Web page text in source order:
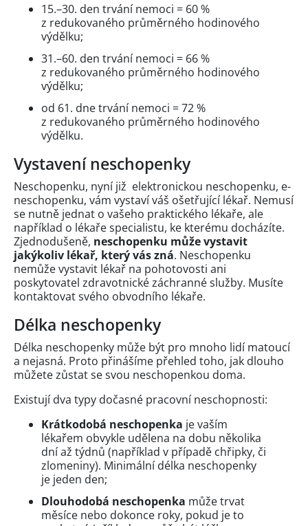
15.–30. den trvání nemoci = 60 %
z redukovaného průměrného hodinového
výdělku;
31.–60. den trvání nemoci = 66 %
z redukovaného průměrného hodinového
výdělku;
od 61. dne trvání nemoci = 72 %
z redukovaného průměrného hodinového
výdělku.
Vystavení neschopenky
Neschopenku, nyní již elektronickou neschopenku, e-
neschopenku, vám vystaví váš ošetřující lékař. Nemusí
se nutně jednat o vašeho praktického lékaře, ale
například o lékaře specialistu, ke kterému docházíte.
Zjednodušeně, neschopenku může vystavit
jakýkoliv lékař, který vás zná. Neschopenku
nemůže vystavit lékař na pohotovosti ani
poskytovatel zdravotnické záchranné služby. Musíte
kontaktovat svého obvodního lékaře.
Délka neschopenky
Délka neschopenky může být pro mnoho lidí matoucí
a nejasná. Proto přinášíme přehled toho, jak dlouho
můžete zůstat se svou neschopenkou doma.
Existují dva typy dočasné pracovní neschopnosti:
Krátkodobá neschopenka je vaším
lékařem obvykle udělena na dobu několika
dní až týdnů (například v případě chřipky, či
zlomeniny). Minimální délka neschopenky
je jeden den;
Dlouhodobá neschopenka může trvat
měsíce nebo dokonce roky, pokud je to